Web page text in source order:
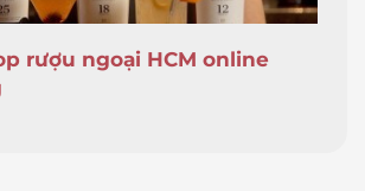
rượu ngoại HCM online